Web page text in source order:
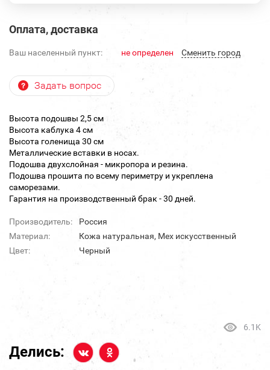
Оплата, доставка
Ваш населенный пункт: не определен Cменить город
Задать вопрос
Высота подошвы 2,5 см
Высота каблука 4 см
Высота голенища 30 см
Металлические вставки в носах.
Подошва двухслойная - микропора и резина.
Подошва прошита по всему периметру и укреплена
саморезами.
Гарантия на производственный брак - 30 дней.
Производитель:
Россия
Материал:
Кожа натуральная, Мех искусственный
Цвет:
Черный
6.1K
Делись: